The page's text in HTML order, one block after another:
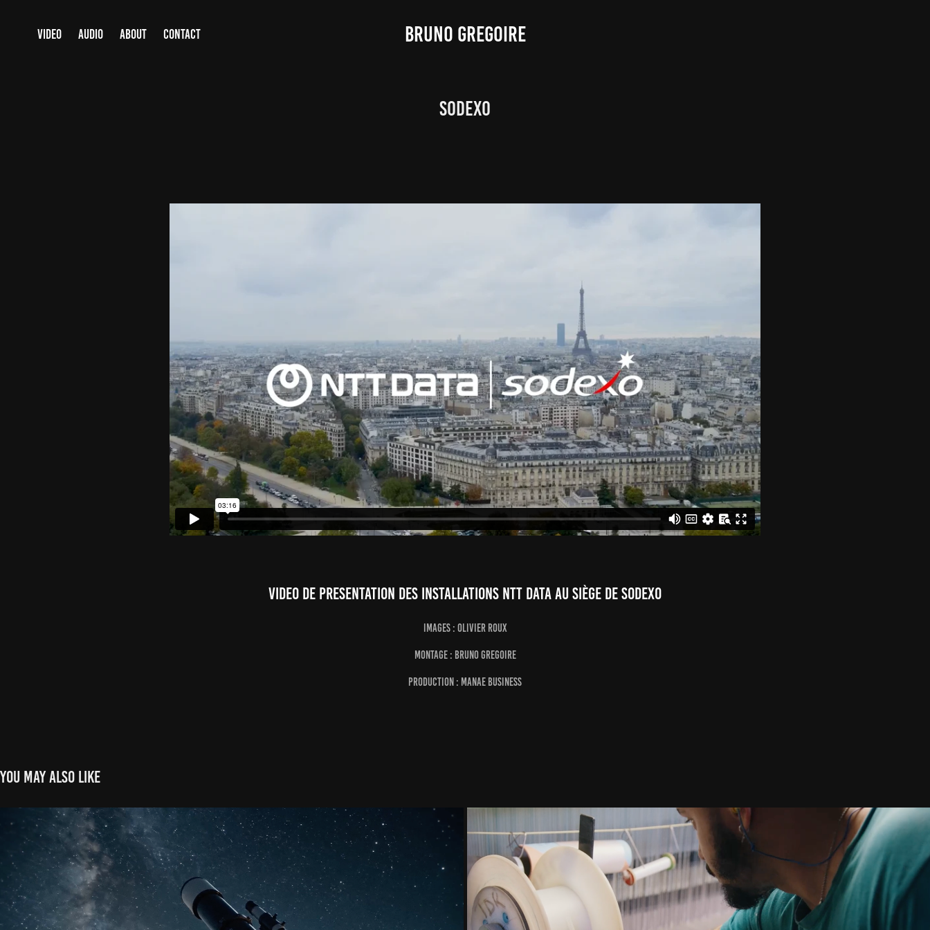
VIDEO AUDIO ABOUT CONTACT BRUNO GREGOIRE
SODEXO
VIDEO DE PRESENTATION DES INSTALLATIONS NTT DATA au siège de SODEXO
IMAGES : OLIVIER ROUX
MONTAGE : BRUNO GREGOIRE
PRODUCTION : MANAE BUSINESS
You may also like